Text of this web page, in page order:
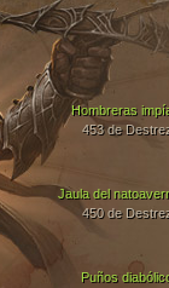
Jaula del
450 de
Puños
Hombreras
453 de